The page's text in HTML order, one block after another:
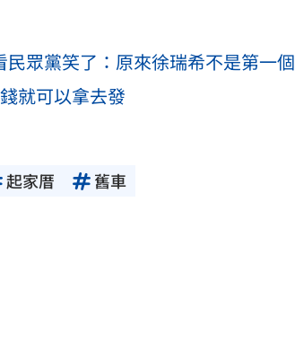
眾黨笑了：原來徐瑞希不是第一個
就可以拿去發
起家厝 舊車